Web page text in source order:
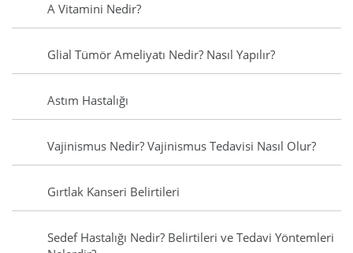
A Vitamini Nedir?
Glial Tümör Ameliyatı Nedir? Nasıl Yapılır?
Astım Hastalığı
Vajinismus Nedir? Vajinismus Tedavisi Nasıl Olur?
Gırtlak Kanseri Belirtileri
Sedef Hastalığı Nedir? Belirtileri ve Tedavi Yöntemleri